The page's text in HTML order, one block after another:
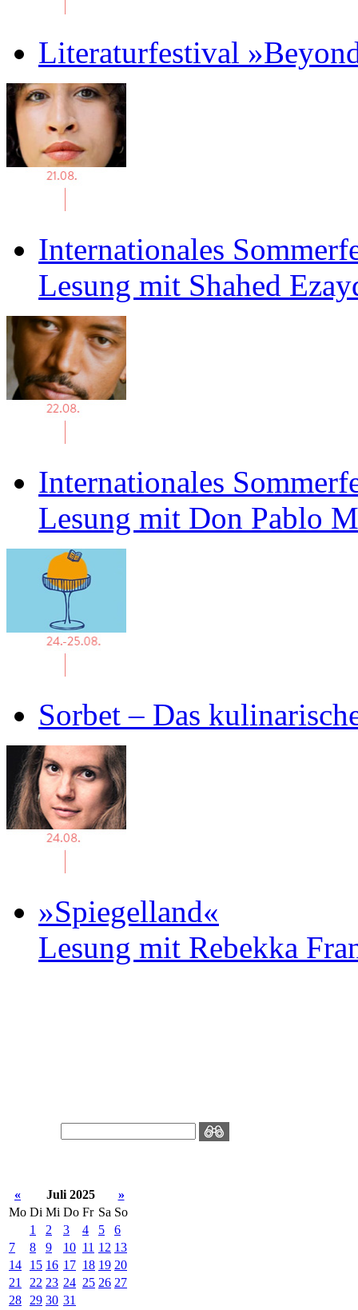
Literaturfestival
Internationales
Lesung mit Shahed
Internationales
Lesung mit Don Pablo
Sorbet – Das
»Spiegelland«
Lesung mit Rebekka
« Juli 2025
»
Mo Di Mi Do Fr Sa So
1
2 3 4 5
6
7
8 9 10 11 12 13
14
15 16 17 18 19 20
21
22 23 24 25 26 27
28
29 30 31